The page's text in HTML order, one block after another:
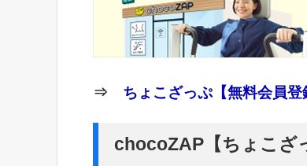
⇒ ちょこざっぷ【無料会員登
chocoZAP【ちょこざ